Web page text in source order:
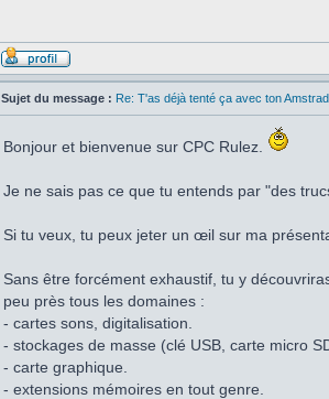
Sujet du message : Re: T'as déjà tenté ça avec ton Amstrad
Bonjour et bienvenue sur CPC Rulez.
Je ne sais pas ce que tu entends par "des
Si tu veux, tu peux jeter un œil sur ma
Sans être forcément exhaustif, tu y
peu près tous les domaines :
- cartes sons, digitalisation.
- stockages de masse (clé USB, carte micro
- carte graphique.
- extensions mémoires en tout genre.